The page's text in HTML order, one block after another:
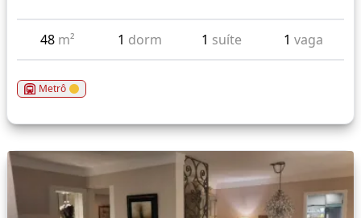
48 m² 1 dorm 1 suíte 1 vaga
Metrô